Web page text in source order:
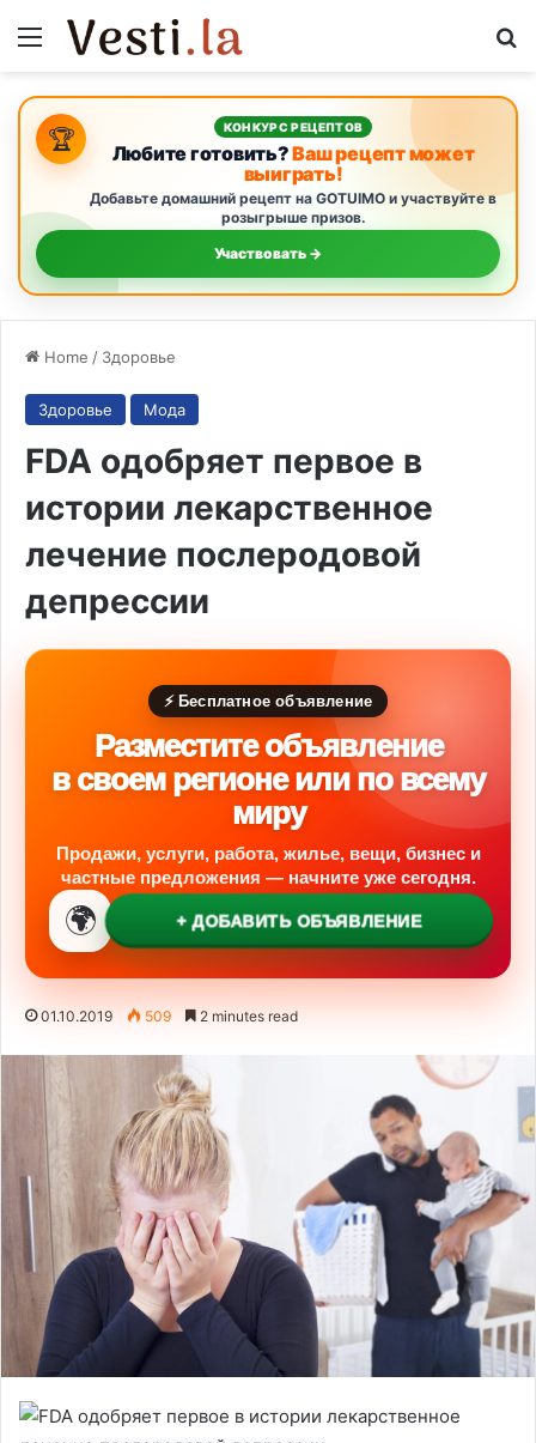
Menu
🏆 КОНКУРС РЕЦЕПТОВ
Любите готовить?Ваш рецепт может
выиграть!
Добавьте домашний рецепт на GOTUIMO и участвуйте в
розыгрыше призов.
Участвовать →
Home / Здоровье
Здоровье Мода
FDA одобряет первое в
истории лекарственное
лечение послеродовой
депрессии
⚡ Бесплатное объявление
Разместите объявление
в своем регионе или по всему
миру
Продажи, услуги, работа, жилье, вещи, бизнес и
частные предложения — начните уже сегодня.
🌍 + ДОБАВИТЬ ОБЪЯВЛЕНИЕ
01.10.2019 509 2 minutes read